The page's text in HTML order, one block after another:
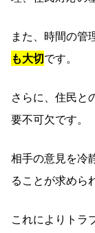
また、時間の管
も大切です。
さらに、住民と
要不可欠です。
相手の意見を冷
ることが求めら
これによりトラ